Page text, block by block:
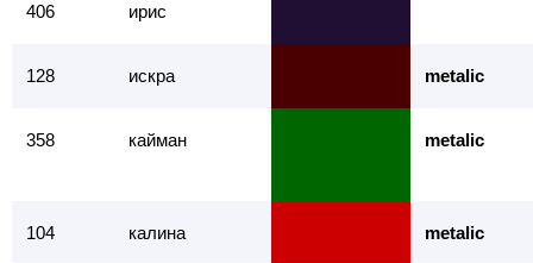
406 ирис
128 искра metalic
358 кайман metalic
104 калина metalic